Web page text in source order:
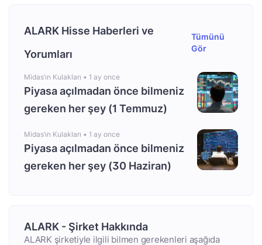
ALARK Hisse Haberleri ve
Yorumları
Tümünü
Gör
Midas’ın Kulakları • 1 ay once
Piyasa açılmadan önce bilmeniz
gereken her şey (1 Temmuz)
Midas’ın Kulakları • 1 ay once
Piyasa açılmadan önce bilmeniz
gereken her şey (30 Haziran)
ALARK - Şirket Hakkında
ALARK şirketiyle ilgili bilmen gerekenleri aşağıda